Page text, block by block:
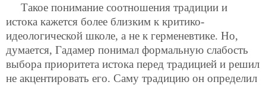
Такое понимание соотношения традиции и
истока кажется более близким к критико-
идеологической школе, а не к герменевтике. Но,
думается, Гадамер понимал формальную слабость
выбора приоритета истока перед традицией и решил
не акцентировать его. Саму традицию он определил